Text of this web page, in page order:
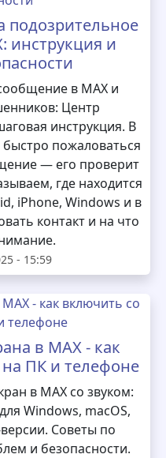
подозрительное
инструкция и
в MAX и
Центр
инструкция. В
пожаловаться
— его проверит
где находится
iPhone, Windows и в
контакт и на что
- 15:59
в MAX - как
ПК и телефоне
в MAX со звуком:
Windows, macOS,
Советы по
и безопасности.